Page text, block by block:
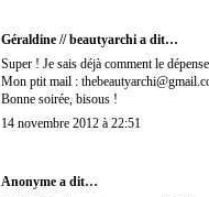
Géraldine // beautyarchi a dit…
Super ! Je sais déjà comment le
Mon ptit mail :
Bonne soirée, bisous !
14 novembre 2012 à 22:51
Anonyme a dit…